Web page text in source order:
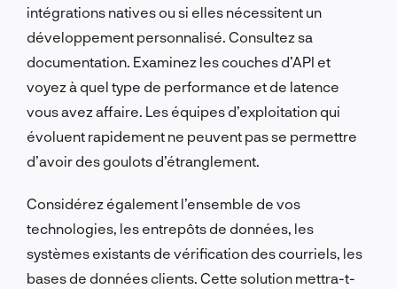
intégrations natives ou si elles nécessitent un
développement personnalisé. Consultez sa
documentation. Examinez les couches d’API et
voyez à quel type de performance et de latence
vous avez affaire. Les équipes d’exploitation qui
évoluent rapidement ne peuvent pas se permettre
d’avoir des goulots d’étranglement.
Considérez également l’ensemble de vos
technologies, les entrepôts de données, les
systèmes existants de vérification des courriels, les
bases de données clients. Cette solution mettra-t-